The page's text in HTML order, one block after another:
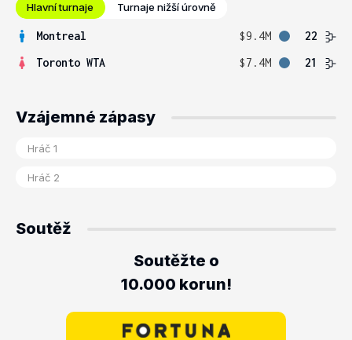
Hlavní turnaje Turnaje nižší úrovně
Montreal $9.4M
22
Toronto WTA
$7.4M 21
Vzájemné zápasy
Soutěž
Soutěžte o
10.000 korun!